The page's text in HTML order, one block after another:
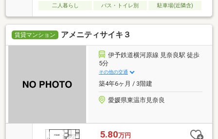
二人暮らし
バス・トイレ別 駐車場(近隣含)
賃貸マンション アメニティサイキ３
伊予鉄道横河原線 見奈良駅 徒歩
5分
その他の交通
築4年6ヶ月 / 3階建
愛媛県東温市見奈良
5.80万円